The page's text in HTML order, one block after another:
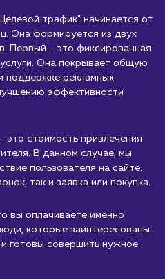
вашим идеальным
сначала работать
целевой аудитории.
не работают в
не так эффективна.